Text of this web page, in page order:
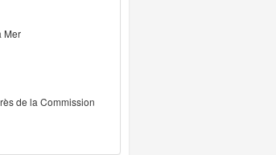
Mer
de la Commission